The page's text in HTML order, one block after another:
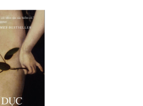
quan hệ tình dục tách rời khỏi
không chỉ là một phần của con
mấu chốt trong quá trình
của chúng ta.
Naked to the Bonn
tuyệt vời của một trong những
học hàng đầu thế giới."